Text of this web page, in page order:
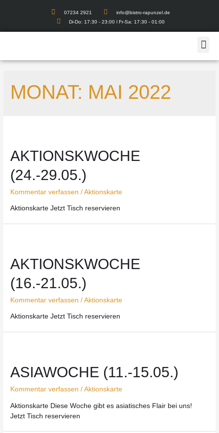
07234 2921
info@bistro-rapunzel.de
Di-Do: 17:30 - 23:00 l Fr-Sa: 17:30 - 01:00
MONAT: MAI 2022
AKTIONSKWOCHE
(24.-29.05.)
Kommentar verfassen /Aktionskarte
Aktionskarte Jetzt Tisch reservieren
AKTIONSKWOCHE
(16.-21.05.)
Kommentar verfassen /Aktionskarte
Aktionskarte Jetzt Tisch reservieren
ASIAWOCHE (11.-15.05.)
Kommentar verfassen /Aktionskarte
Aktionskarte Diese Woche gibt es asiatisches Flair bei uns!
Jetzt Tisch reservieren